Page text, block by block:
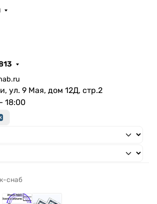
ул. 9 Мая, дом 12Д, стр.2
18:00
снаб